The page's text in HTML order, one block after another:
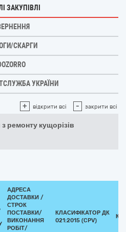
ЗАКУПІВЛІ
СКАРГИ
УКРАЇНИ
+ відкрити всі - закрити всі
ремонту кущорізів
АДРЕСА
ДОСТАВКИ /
СТРОК
ПОСТАВКИ/
ВИКОНАННЯ
РОБІТ/
КЛАСИФІКАТОР ДК
021:2015 (CPV)